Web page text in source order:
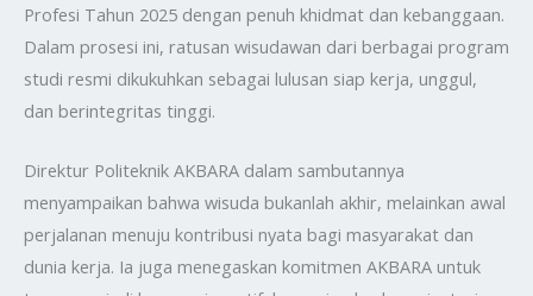
Profesi Tahun 2025 dengan penuh khidmat dan kebanggaan.
Dalam prosesi ini, ratusan wisudawan dari berbagai program
studi resmi dikukuhkan sebagai lulusan siap kerja, unggul,
dan berintegritas tinggi.
Direktur Politeknik AKBARA dalam sambutannya
menyampaikan bahwa wisuda bukanlah akhir, melainkan awal
perjalanan menuju kontribusi nyata bagi masyarakat dan
dunia kerja. Ia juga menegaskan komitmen AKBARA untuk